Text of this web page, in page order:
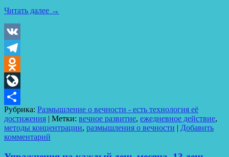
Читать далее →
VK
Telegram
Odnoklassniki
LiveJournal
Отправить
Рубрика: Размышление о вечности - есть технология её
достижения | Метки: вечное развитие, ежедневное действие,
методы концентрации, размышления о вечности | Добавить
комментарий